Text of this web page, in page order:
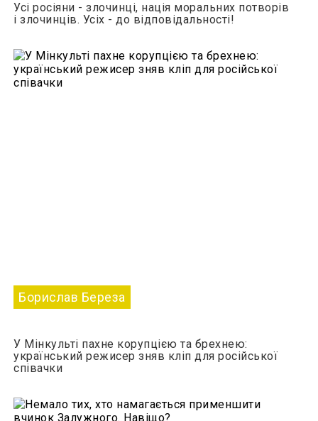
Усі росіяни - злочинці, нація моральних потворів
і злочинців. Усіх - до відповідальності!
Борислав Береза
У Мінкульті пахне корупцією та брехнею:
український режисер зняв кліп для російської
співачки